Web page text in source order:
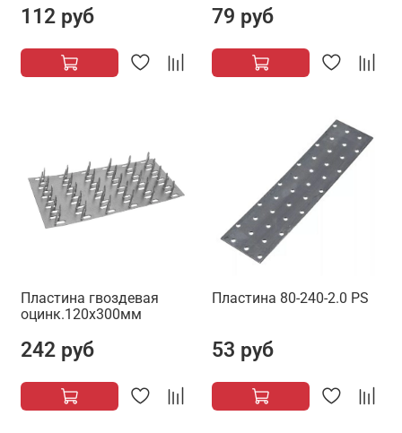
112 руб 79 руб
Пластина гвоздевая
оцинк.120х300мм
242 руб
Пластина 80-240-2.0 PS
53 руб